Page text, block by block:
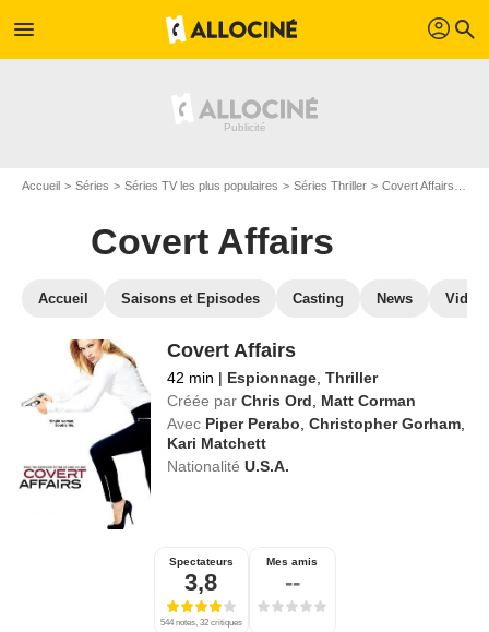
menu profil search
Accueil Séries Séries TV les plus populaires Séries Thriller Covert Affairs
Covert Affairs
Accueil Saisons et Episodes Casting News
Covert Affairs
42 min | Espionnage ,Thriller
Créée par Chris Ord
Matt Corman
Avec Piper Perabo ,Christopher Gorham
Kari Matchett
Nationalité U.S.A.
Spectateurs
3,8
544 notes, 32 critiques
Mes amis
--